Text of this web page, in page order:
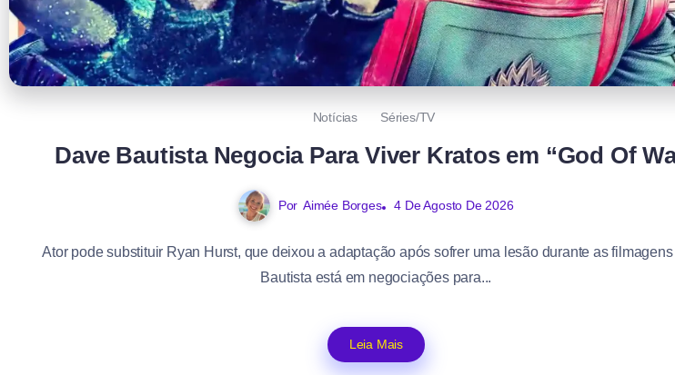
Notícias Séries/TV
Dave Bautista Negocia Para Viver Kratos em “God Of
Por Aimée Borges 4 De Agosto De 2026
Ator pode substituir Ryan Hurst, que deixou a adaptação após sofrer uma lesão durante as
Bautista está em negociações para...
Leia Mais